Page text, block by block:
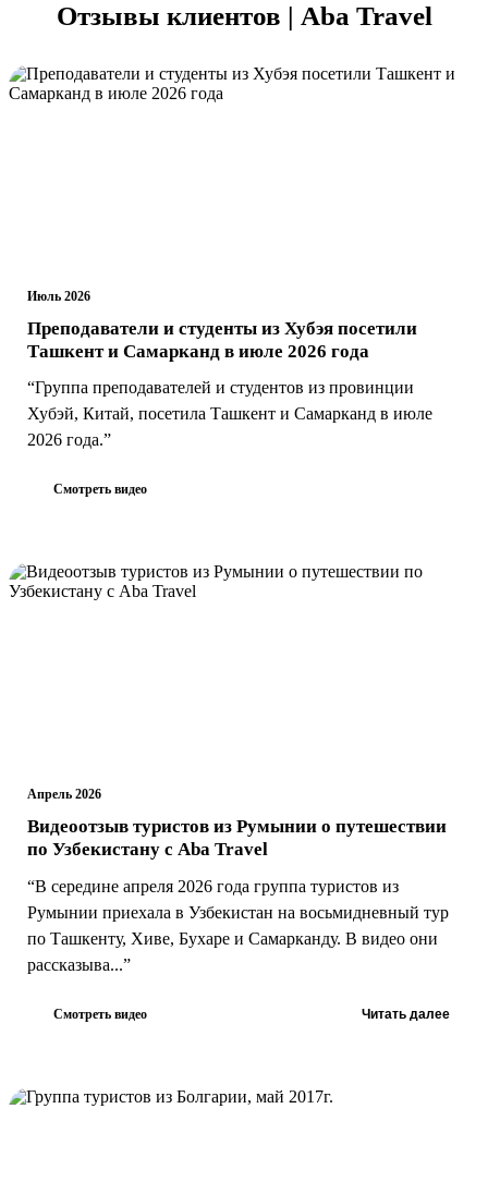
Отзывы клиентов | Aba Travel
Июль 2026
Преподаватели и студенты из Хубэя посетили
Ташкент и Самарканд в июле 2026 года
“Группа преподавателей и студентов из провинции
Хубэй, Китай, посетила Ташкент и Самарканд в июле
2026 года.”
Смотреть видео
Апрель 2026
Видеоотзыв туристов из Румынии о путешествии
по Узбекистану с Aba Travel
“В середине апреля 2026 года группа туристов из
Румынии приехала в Узбекистан на восьмидневный тур
по Ташкенту, Хиве, Бухаре и Самарканду. В видео они
рассказыва...”
Смотреть видео Читать далее